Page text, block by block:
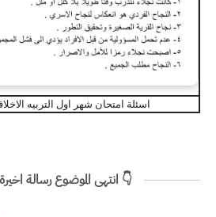
اسئلة امتحان شهر اول التربيه
👇 انتهى الموضوع رسالة